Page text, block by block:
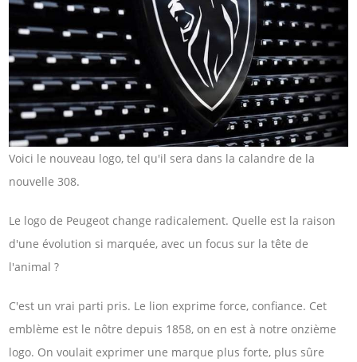
Voici le nouveau logo, tel qu'il sera dans la calandre de la
nouvelle 308.
Le logo de Peugeot change radicalement. Quelle est la raison
d'une évolution si marquée, avec un focus sur la tête de
l'animal ?
C'est un vrai parti pris. Le lion exprime force, confiance. Cet
emblème est le nôtre depuis 1858, on en est à notre onzième
logo. On voulait exprimer une marque plus forte, plus sûre